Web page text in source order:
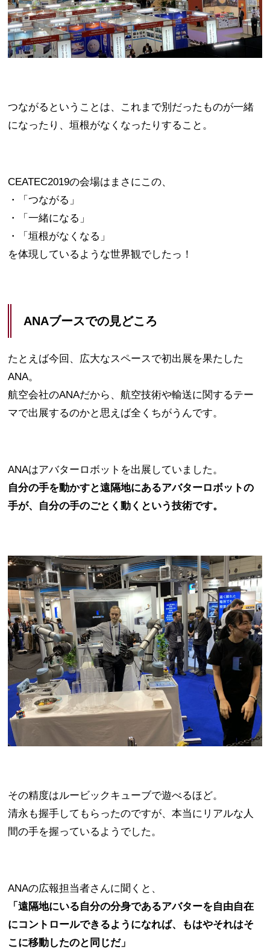
つながるということは、これまで別だったものが一緒
になったり、垣根がなくなったりすること。
CEATEC2019の会場はまさにこの、
・「つながる」
・「一緒になる」
・「垣根がなくなる」
を体現しているような世界観でしたっ！
ANAブースでの見どころ
たとえば今回、広大なスペースで初出展を果たした
ANA。
航空会社のANAだから、航空技術や輸送に関するテー
マで出展するのかと思えば全くちがうんです。
ANAはアバターロボットを出展していました。
自分の手を動かすと遠隔地にあるアバターロボットの
手が、自分の手のごとく動くという技術です。
その精度はルービックキューブで遊べるほど。
清永も握手してもらったのですが、本当にリアルな人
間の手を握っているようでした。
ANAの広報担当者さんに聞くと、
「遠隔地にいる自分の分身であるアバターを自由自在
にコントロールできるようになれば、もはやそれはそ
こに移動したのと同じだ」